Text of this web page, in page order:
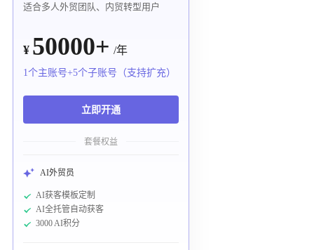
适合多人外贸团队、内贸转型用户
¥ 50000+ /年
1个主账号+5个子账号（支持扩充）
立即开通
套餐权益
AI外贸员
AI获客模板定制
AI全托管自动获客
3000 AI积分